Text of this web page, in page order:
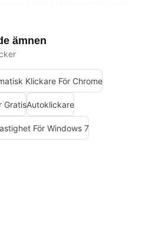
ämnen
Klickare För Chrome
GratisAutoklickare
För Windows 7